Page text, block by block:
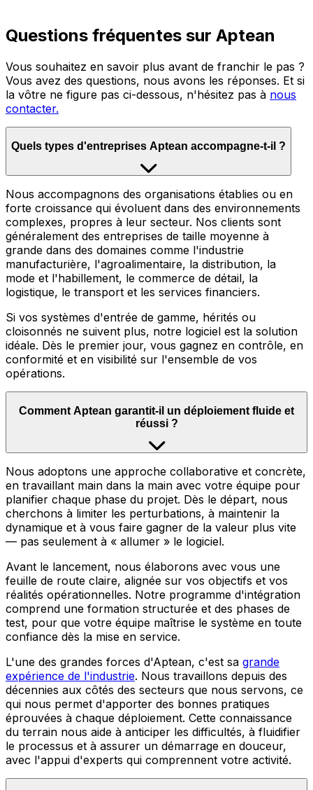
Questions fréquentes sur Aptean
Vous souhaitez en savoir plus avant de franchir le pas ?
Vous avez des questions, nous avons les réponses. Et si
la vôtre ne figure pas ci-dessous, n'hésitez pas à nous
contacter.
Quels types d'entreprises Aptean accompagne-t-il ?
Nous accompagnons des organisations établies ou en
forte croissance qui évoluent dans des environnements
complexes, propres à leur secteur. Nos clients sont
généralement des entreprises de taille moyenne à
grande dans des domaines comme l'industrie
manufacturière, l'agroalimentaire, la distribution, la
mode et l'habillement, le commerce de détail, la
logistique, le transport et les services financiers.
Si vos systèmes d'entrée de gamme, hérités ou
cloisonnés ne suivent plus, notre logiciel est la solution
idéale. Dès le premier jour, vous gagnez en contrôle, en
conformité et en visibilité sur l'ensemble de vos
opérations.
Comment Aptean garantit-il un déploiement fluide et
réussi ?
Nous adoptons une approche collaborative et concrète,
en travaillant main dans la main avec votre équipe pour
planifier chaque phase du projet. Dès le départ, nous
cherchons à limiter les perturbations, à maintenir la
dynamique et à vous faire gagner de la valeur plus vite
— pas seulement à « allumer » le logiciel.
Avant le lancement, nous élaborons avec vous une
feuille de route claire, alignée sur vos objectifs et vos
réalités opérationnelles. Notre programme d'intégration
comprend une formation structurée et des phases de
test, pour que votre équipe maîtrise le système en toute
confiance dès la mise en service.
L'une des grandes forces d'Aptean, c'est sa grande
expérience de l'industrie. Nous travaillons depuis des
décennies aux côtés des secteurs que nous servons, ce
qui nous permet d'apporter des bonnes pratiques
éprouvées à chaque déploiement. Cette connaissance
du terrain nous aide à anticiper les difficultés, à fluidifier
le processus et à assurer un démarrage en douceur,
avec l'appui d'experts qui comprennent votre activité.